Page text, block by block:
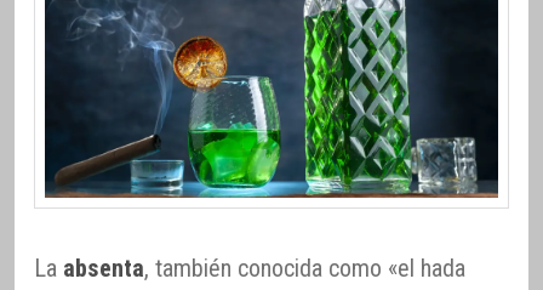
La absenta, también conocida como «el hada